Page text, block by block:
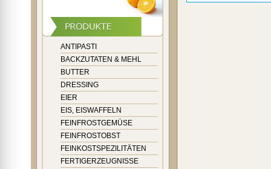
ANTIPASTI
BACKZUTATEN & MEHL
BUTTER
DRESSING
EIER
EIS, EISWAFFELN
FEINFROSTGEMÜSE
FEINFROSTOBST
FEINKOSTSPEZILITÄTEN
FERTIGERZEUGNISSE